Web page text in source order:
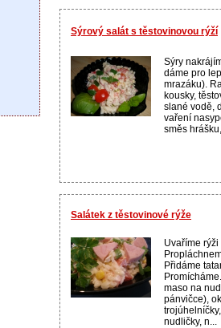
Sýrový salát s těstovinovou rýží
Sýry
dáme pro
mrazáku).
kousky,
slané vodě,
vaření
směs
Salátek z těstovinové rýže
Uvaříme
Přidáme
maso na
pánvičce),
nudličky, n...